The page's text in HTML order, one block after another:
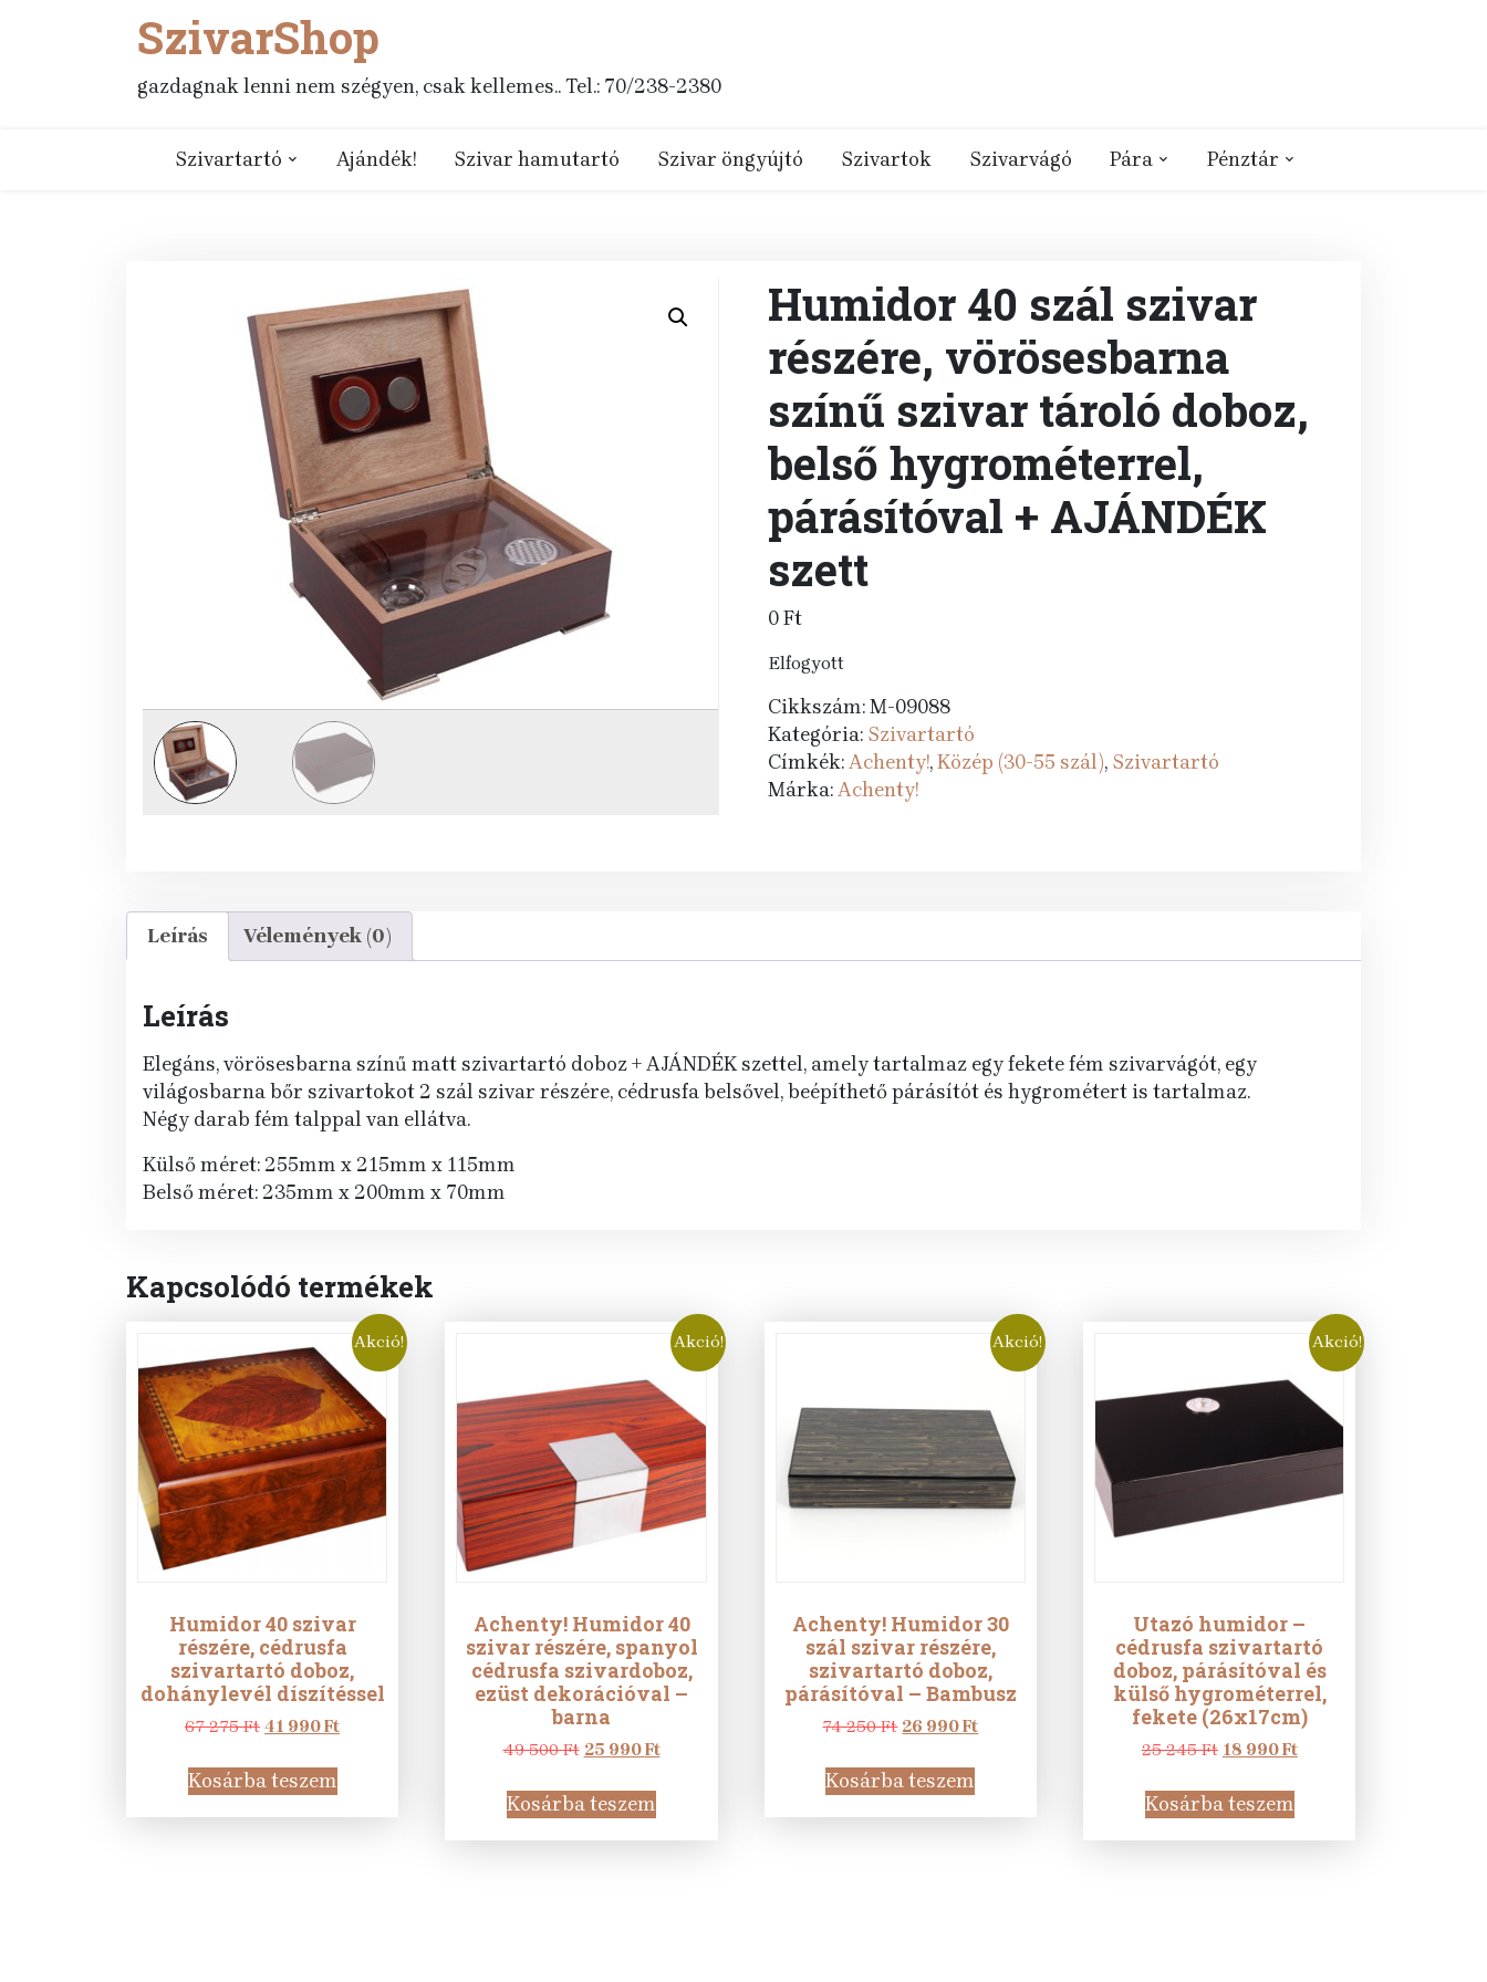
SzivarShop
gazdagnak lenni nem szégyen, csak kellemes.. Tel.: 70/238-2380
Szivartartó Ajándék! Szivar hamutartó Szivar öngyújtó Szivartok Szivarvágó Pára Pénztár
Humidor 40 szál szivar
részére, vörösesbarna
színű szivar tároló doboz,
belső hygrométerrel,
párásítóval + AJÁNDÉK
szett
0Ft
Elfogyott
Cikkszám:M-09088
Kategória: Szivartartó
Címkék:Achenty!,Közép (30-55 szál), Szivartartó
Márka:Achenty!
Leírás Vélemények (0)
Leírás
Elegáns, vörösesbarna színű matt szivartartó doboz + AJÁNDÉK szettel, amely tartalmaz egy fekete fém szivarvágót, egy
világosbarna bőr szivartokot 2 szál szivar részére, cédrusfa belsővel, beépíthető párásítót és hygrométert is tartalmaz.
Négy darab fém talppal van ellátva.
Külső méret: 255mm x 215mm x 115mm
Belső méret: 235mm x 200mm x 70mm
Kapcsolódó termékek
Akció!
Humidor 40 szivar
részére, cédrusfa
szivartartó doboz,
dohánylevél díszítéssel
67 275Ft Original
was:
67
275 Ft.
41 990FtCurrent
990 Ft.
Kosárba teszem
Akció!
Achenty! Humidor 40
szivar részére, spanyol
cédrusfa szivardoboz,
ezüst dekorációval –
barna
49 500Ft Original
was:
49
500 Ft.
25 990FtCurrent
990 Ft.
Kosárba teszem
Akció!
Achenty! Humidor 30
szál szivar részére,
szivartartó doboz,
párásítóval – Bambusz
74 250Ft Original
was:
74
250 Ft.
26 990FtCurrent
990 Ft.
Kosárba teszem
Akció!
Utazó humidor –
cédrusfa szivartartó
doboz, párásítóval és
külső hygrométerrel,
fekete (26x17cm)
25 245Ft Original
was:
25
245 Ft.
18 990FtCurrent
990 Ft.
Kosárba teszem